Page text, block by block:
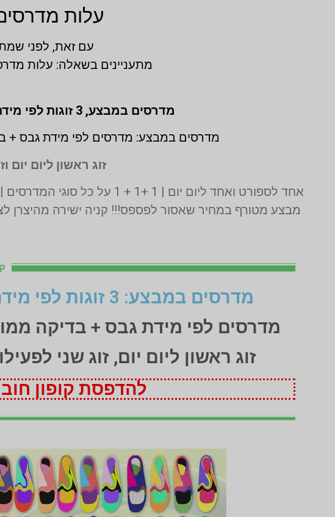
עלות
עם זאת, לפני
מתעניינים בשאלה: עלות
מדרסים במבצע,3 זוגות לפי מידת גבס בהתאמה אישית (1 + 1 + 1 חינם)
מדרסים במבצע: מדרסים לפי מידת גבס +
זוג ראשון ליום יום
אחד לספורט ואחד ליום יום | 1 +1 + 1 על כל סוגי המדרסים | בדיקה בסריקת לייזר תלת מימד חינם | בכפוף לתקנון המבצע ט.ל.ח
מבצע מטורף במחיר שאסור לפספס!!! קניה ישירה מהיצרן
מדרסים במבצע: 3 זוגות לפי מידת גבס בהתאמה אישית (1+1+1 חינם)
מדרסים לפי מידת גבס + בדיקה
זוג ראשון ליום יום, זוג שני
להדפסת קופון